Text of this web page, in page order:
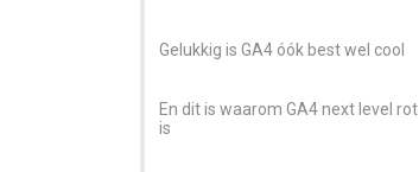
Gelukkig is GA4 óók best wel cool
En dit is waarom GA4 next level rot
is